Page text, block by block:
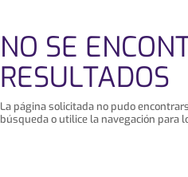
NO SE
RESULTADOS
La página solicitada no pudo
búsqueda o utilice la navegación para